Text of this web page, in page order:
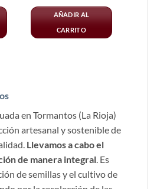
con4.93
de 5AÑADIR AL
CARRITO
en Tormantos (La Rioja)
artesanal y sostenible de
Llevamos a cabo el
de manera integral. Es
de semillas y el cultivo de